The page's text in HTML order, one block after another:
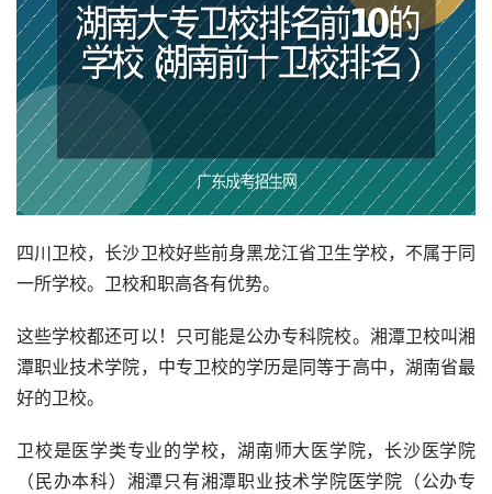
四川卫校，长沙卫校好些前身黑龙江省卫生学校，不属于同
一所学校。卫校和职高各有优势。
这些学校都还可以！只可能是公办专科院校。湘潭卫校叫湘
潭职业技术学院，中专卫校的学历是同等于高中，湖南省最
好的卫校。
卫校是医学类专业的学校，湖南师大医学院，长沙医学院
（民办本科）湘潭只有湘潭职业技术学院医学院（公办专